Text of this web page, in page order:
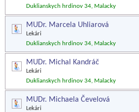
Duklianskych hrdinov 34, Malacky
MUDr. Marcela Uhliarová
Lekári
Duklianskych hrdinov 34, Malacky
MUDr. Michal Kandráč
Lekári
Duklianskych hrdinov 34, Malacky
MUDr. Michaela Čevelová
Lekári